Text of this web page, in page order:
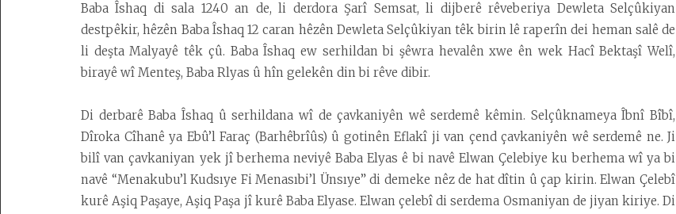
Kolanên
Arkeolojîk
Baba Îshaq di sala 1240 an de, li derdora Şarî Semsat, li dijberê rêveberiya Dewleta Selçûkiyan
destpêkir, hêzên Baba Îshaq 12 caran hêzên Dewleta Selçûkiyan têk birin lê raperîn dei heman salê de
li deşta Malyayê têk çû. Baba Îshaq ew serhildan bi şêwra hevalên xwe ên wek Hacî Bektaşî Welî,
birayê wî Menteş, Baba Rlyas û hîn gelekên din bi rêve dibir.
Di derbarê Baba Îshaq û serhildana wî de çavkaniyên wê serdemê kêmin. Selçûknameya Îbnî Bîbî,
Dîroka Cîhanê ya Ebû’l Faraç (Barhêbrîûs) û gotinên Eflakî ji van çend çavkaniyên wê serdemê ne. Ji
bilî van çavkaniyan yek jî berhema neviyê Baba Elyas ê bi navê Elwan Çelebiye ku berhema wî ya bi
navê “Menakubu’l Kudsıye Fi Menasıbi’l Ünsıye” di demeke nêz de hat dîtin û çap kirin. Elwan Çelebî
kurê Aşiq Paşaye, Aşiq Paşa jî kurê Baba Elyase. Elwan çelebî di serdema Osmaniyan de jiyan kiriye. Di